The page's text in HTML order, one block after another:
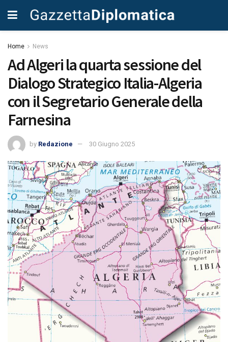
Home News
Ad Algeri la quarta sessione del
Dialogo Strategico Italia-Algeria
con il Segretario Generale della
Farnesina
by Redazione 30 Giugno 2025